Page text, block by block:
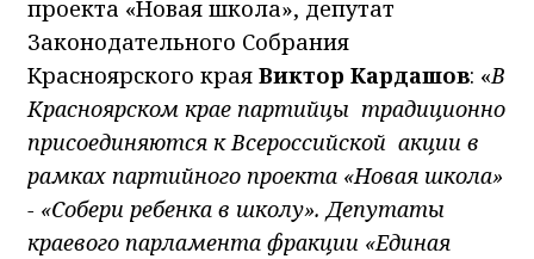
проекта «Новая школа», депутат
Законодательного Собрания
Красноярского края Виктор Кардашов: «В
Красноярском крае партийцы традиционно
присоединяются к Всероссийской акции в
рамках партийного проекта «Новая школа»
- «Собери ребенка в школу». Депутаты
краевого парламента фракции «Единая